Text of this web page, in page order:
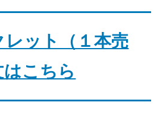
レット（１本売
はこちら